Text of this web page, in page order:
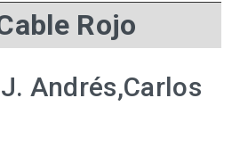
Rojo
Andrés,Carlos